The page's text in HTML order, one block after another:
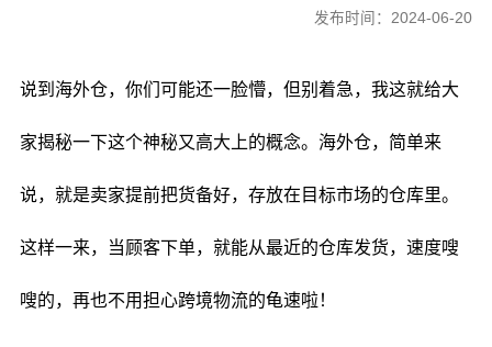
发布时间：2024-06-20
说到海外仓，你们可能还一脸懵，但别着急，我这就给大
家揭秘一下这个神秘又高大上的概念。海外仓，简单来
说，就是卖家提前把货备好，存放在目标市场的仓库里。
这样一来，当顾客下单，就能从最近的仓库发货，速度嗖
嗖的，再也不用担心跨境物流的龟速啦！